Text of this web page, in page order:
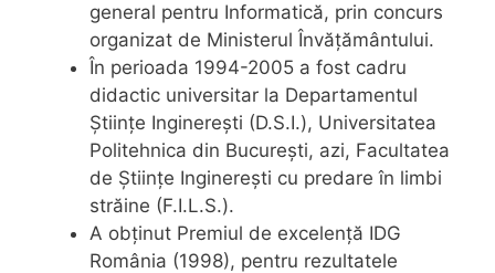
general pentru Informatică, prin concurs
organizat de Ministerul Învățământului.
În perioada 1994-2005 a fost cadru
didactic universitar la Departamentul
Științe Inginerești (D.S.I.), Universitatea
Politehnica din București, azi, Facultatea
de Științe Inginerești cu predare în limbi
străine (F.I.L.S.).
A obținut Premiul de excelență IDG
România (1998), pentru rezultatele